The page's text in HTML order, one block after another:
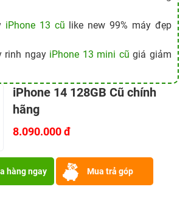
iPhone 13 cũ like new 99% máy đẹp
rinh ngay iPhone 13 mini cũ giá giảm
iPhone 14 128GB Cũ chính
hãng
8.090.000 đ
hàng ngay Mua trả góp